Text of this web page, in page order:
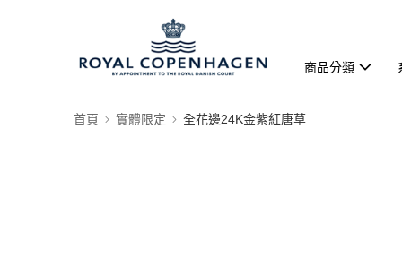
商品分類
首頁 實體限定 全花邊24K金紫紅唐草